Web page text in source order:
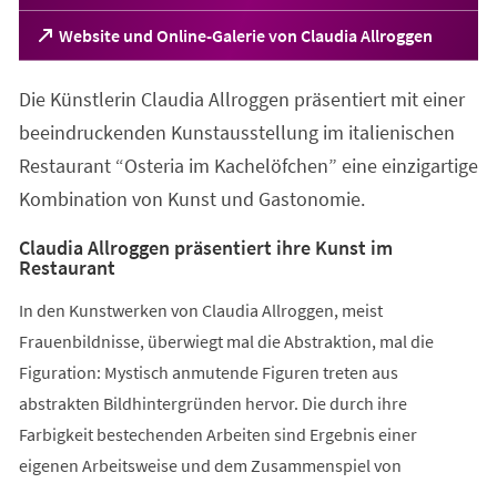
Website und Online-Galerie von Claudia Allroggen
(Öffnet
in
neuen
Tab)
Die Künstlerin Claudia Allroggen präsentiert mit einer
beeindruckenden Kunstausstellung im italienischen
Restaurant “Osteria im Kachelöfchen” eine einzigartige
Kombination von Kunst und Gastonomie.
Claudia Allroggen präsentiert ihre Kunst im
Restaurant
In den Kunstwerken von Claudia Allroggen, meist
Frauenbildnisse, überwiegt mal die Abstraktion, mal die
Figuration: Mystisch anmutende Figuren treten aus
abstrakten Bildhintergründen hervor. Die durch ihre
Farbigkeit bestechenden Arbeiten sind Ergebnis einer
eigenen Arbeitsweise und dem Zusammenspiel von